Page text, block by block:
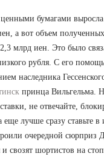
бумагами выросла
а вот объем
млрд иен. Это было
рубля. С его
наследника
принца Вильгельма.
не отвечайте,
лучше сразу ставьте в
очередной сюрприз
свозят шортистов на